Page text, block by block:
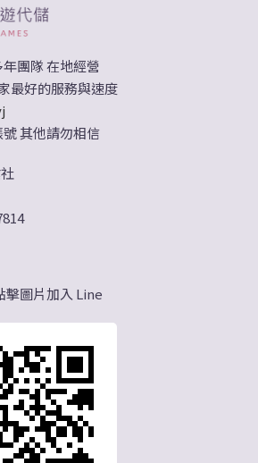
團隊 在地經營
最好的服務與速度
其他請勿相信
擊圖片加入 Line